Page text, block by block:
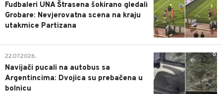
Fudbaleri UNA Štrasena šokirano gledali
Grobare: Nevjerovatna scena na kraju
utakmice Partizana
0
22.07.2026.
Navijači pucali na autobus sa
Argentincima: Dvojica su prebačena u
bolnicu